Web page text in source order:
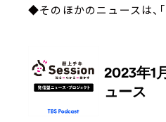
◆そのほかのニュースは、